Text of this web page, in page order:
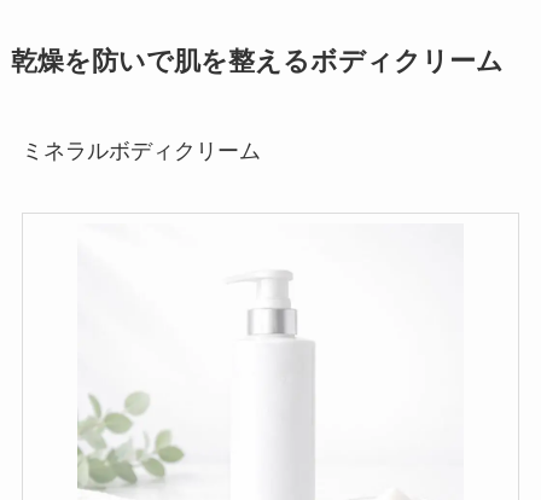
乾燥を防いで肌を整えるボディクリーム
ミネラルボディクリーム